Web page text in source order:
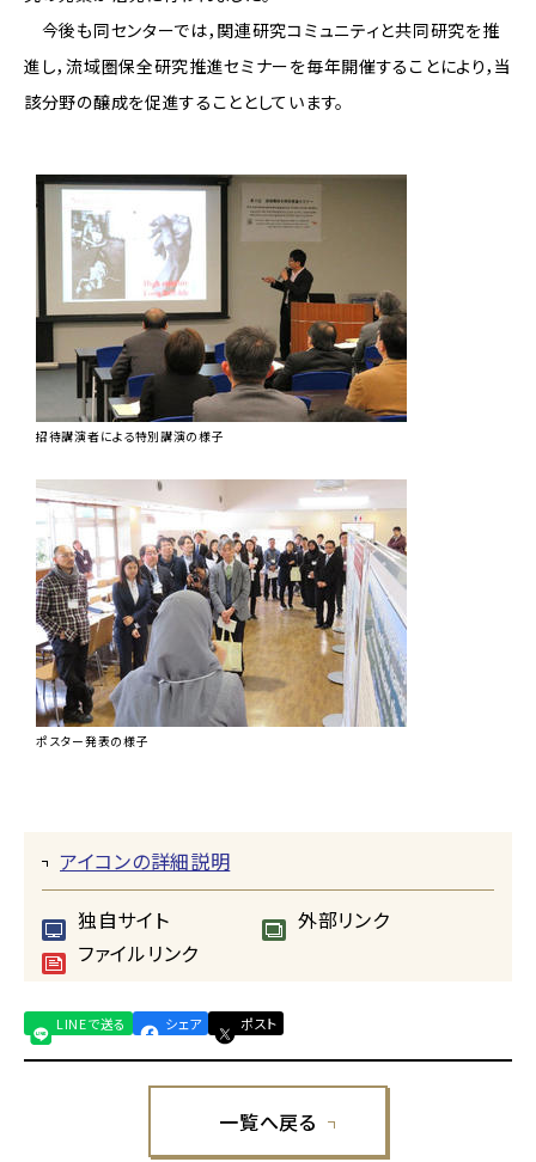
今後も同センターでは，関連研究コミュニティと共同研究を推
進し，流域圏保全研究推進セミナーを毎年開催することにより，当
該分野の醸成を促進することとしています。
招待講演者による特別講演の様子
ポスター発表の様子
アイコンの詳細説明
独自サイト
外部リンク
ファイルリンク
LINEで送る シェア ポスト
一覧へ戻る